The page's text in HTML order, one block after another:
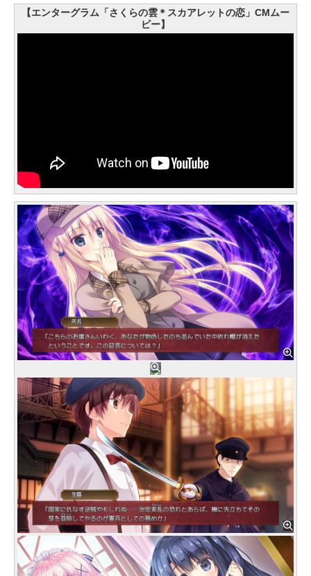
【エンターグラム「さくらの雲＊スカアレットの恋」CMムー
ビー】